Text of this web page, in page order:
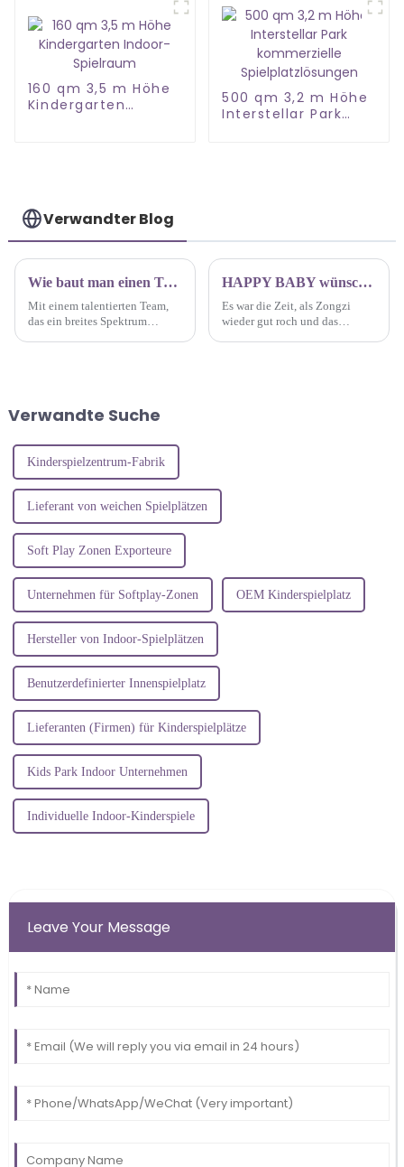
160 qm 3,5 m Höhe
Kindergarten
500 qm 3,2 m Höhe
Interstellar Park
Verwandter Blog
Wie baut man einen Trampolinpark auf?
Mit einem talentierten Team,
das ein breites Spektrum
möchten. Ein Trampolin
HAPPY BABY wünscht allen Mitarbeitern ein frohes Drachenbootfest
Es war die Zeit, als Zongzi
wieder gut roch und das
Verwandte Suche
Kinderspielzentrum-Fabrik
Lieferant von weichen Spielplätzen
Soft Play Zonen Exporteure
Unternehmen für Softplay-Zonen OEM Kinderspielplatz
Hersteller von Indoor-Spielplätzen
Benutzerdefinierter Innenspielplatz
Lieferanten (Firmen) für Kinderspielplätze
Kids Park Indoor Unternehmen
Individuelle Indoor-Kinderspiele
Leave Your Message